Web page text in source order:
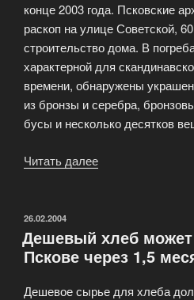
конце 2003 года. Псковские
раскоп на улице Советской,
строительство дома. В
характерной для
времени, обнаружены
из бронзы и серебра,
бусы и несколько десятков
Читать далее
захоронение
X
ОПУБЛИКОВАНО
26.02.2004
Дешевый хлеб
Пскове через 1,5
Дешевое сырье для хлеба